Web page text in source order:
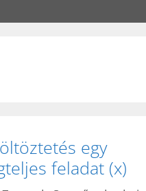
egy
feladat (x)